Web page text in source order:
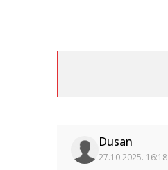
Dusan
27.10.2025. 16:18